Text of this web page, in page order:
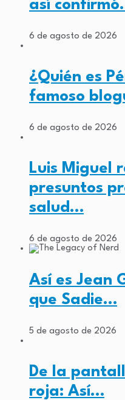
así
6 de agosto de 2026
¿Quién es
famoso
6 de agosto de 2026
Luis Miguel
presuntos
salud…
6 de agosto de 2026
Así es Jean
que Sadie…
5 de agosto de 2026
De la
roja: Así…